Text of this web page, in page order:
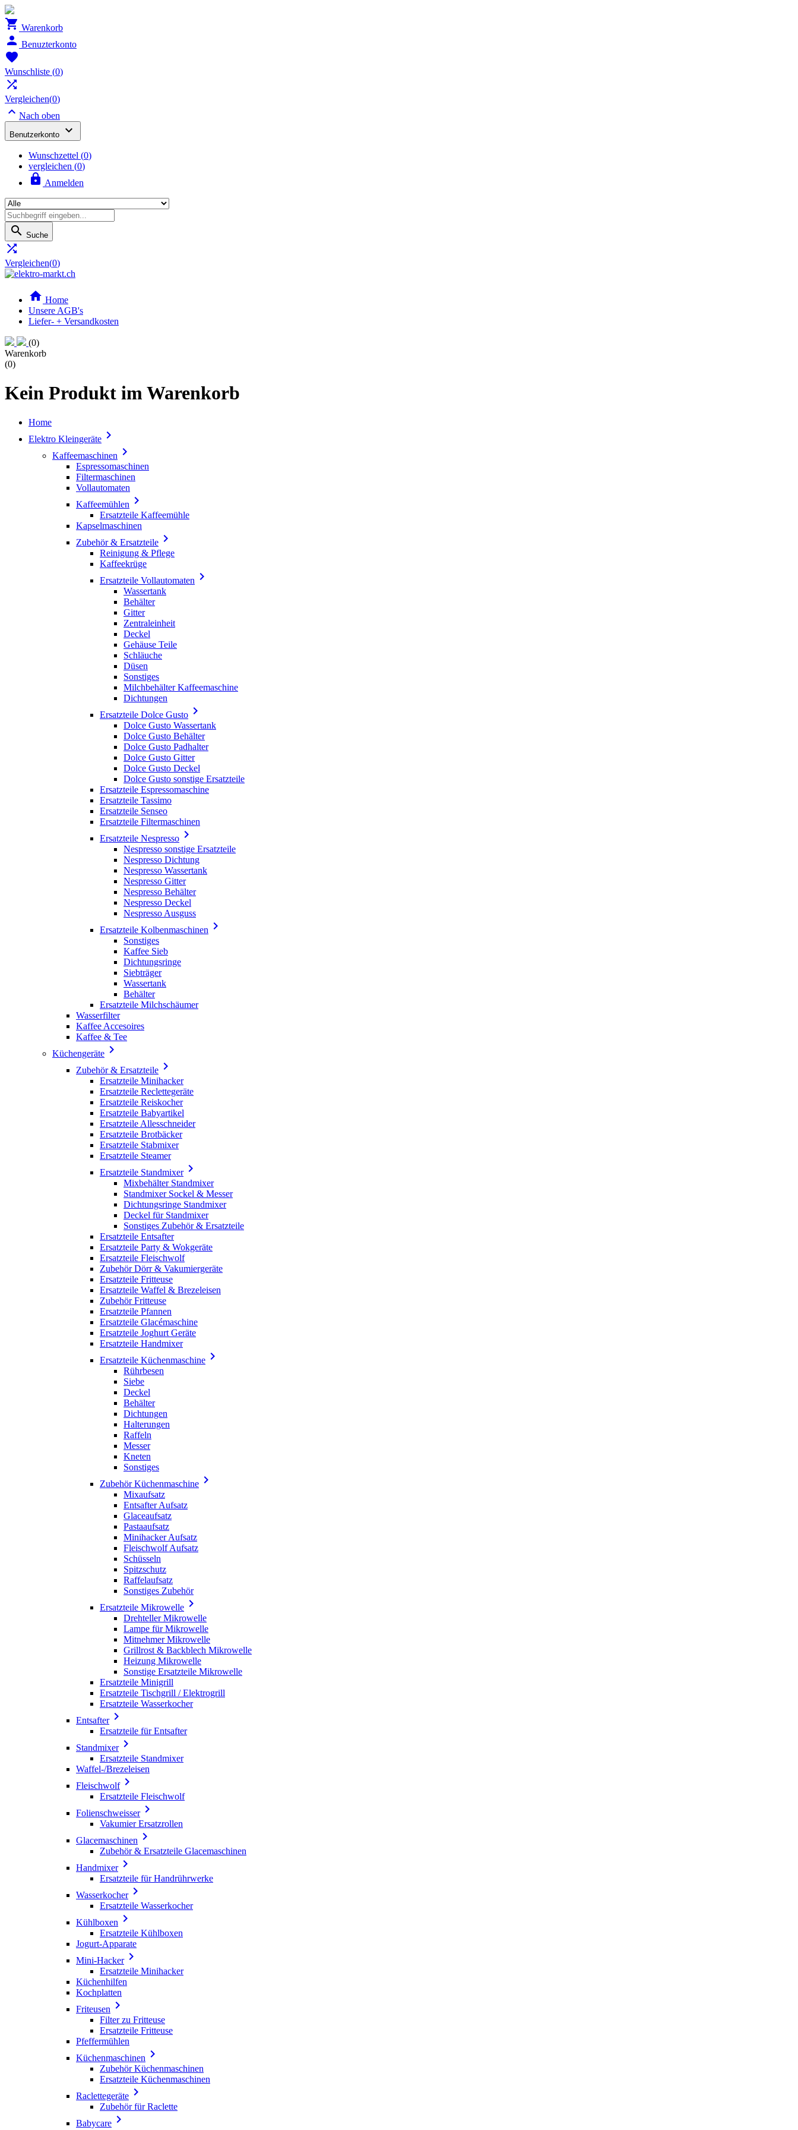
 Warenkorb
 Benuzterkonto

Wunschliste (0)

Vergleichen(0)
 Nach oben
Benutzerkonto 
Wunschzettel (0)
vergleichen (0)
 Anmelden
 Suche

Vergleichen(0)
 Home
Unsere AGB's
Liefer- + Versandkosten
(0)
Warenkorb
(0)
Kein Produkt im Warenkorb
Home
Elektro Kleingeräte 
Kaffeemaschinen 
Espressomaschinen
Filtermaschinen
Vollautomaten
Kaffeemühlen 
Ersatzteile Kaffeemühle
Kapselmaschinen
Zubehör & Ersatzteile 
Reinigung & Pflege
Kaffeekrüge
Ersatzteile Vollautomaten 
Wassertank
Behälter
Gitter
Zentraleinheit
Deckel
Gehäuse Teile
Schläuche
Düsen
Sonstiges
Milchbehälter Kaffeemaschine
Dichtungen
Ersatzteile Dolce Gusto 
Dolce Gusto Wassertank
Dolce Gusto Behälter
Dolce Gusto Padhalter
Dolce Gusto Gitter
Dolce Gusto Deckel
Dolce Gusto sonstige Ersatzteile
Ersatzteile Espressomaschine
Ersatzteile Tassimo
Ersatzteile Senseo
Ersatzteile Filtermaschinen
Ersatzteile Nespresso 
Nespresso sonstige Ersatzteile
Nespresso Dichtung
Nespresso Wassertank
Nespresso Gitter
Nespresso Behälter
Nespresso Deckel
Nespresso Ausguss
Ersatzteile Kolbenmaschinen 
Sonstiges
Kaffee Sieb
Dichtungsringe
Siebträger
Wassertank
Behälter
Ersatzteile Milchschäumer
Wasserfilter
Kaffee Accesoires
Kaffee & Tee
Küchengeräte 
Zubehör & Ersatzteile 
Ersatzteile Minihacker
Ersatzteile Reclettegeräte
Ersatzteile Reiskocher
Ersatzteile Babyartikel
Ersatzteile Allesschneider
Ersatzteile Brotbäcker
Ersatzteile Stabmixer
Ersatzteile Steamer
Ersatzteile Standmixer
Mixbehälter Standmixer
Standmixer Sockel & Messer
Dichtungsringe Standmixer
Deckel für Standmixer
Sonstiges Zubehör & Ersatzteile
Ersatzteile Entsafter
Ersatzteile Party & Wokgeräte
Ersatzteile Fleischwolf
Zubehör Dörr & Vakumiergeräte
Ersatzteile Fritteuse
Ersatzteile Waffel & Brezeleisen
Zubehör Fritteuse
Ersatzteile Pfannen
Ersatzteile Glacémaschine
Ersatzteile Joghurt Geräte
Ersatzteile Handmixer
Ersatzteile Küchenmaschine 
Rührbesen
Siebe
Deckel
Behälter
Dichtungen
Halterungen
Raffeln
Messer
Kneten
Sonstiges
Zubehör Küchenmaschine 
Mixaufsatz
Entsafter Aufsatz
Glaceaufsatz
Pastaaufsatz
Minihacker Aufsatz
Fleischwolf Aufsatz
Schüsseln
Spitzschutz
Raffelaufsatz
Sonstiges Zubehör
Ersatzteile Mikrowelle 
Drehteller Mikrowelle
Lampe für Mikrowelle
Mitnehmer Mikrowelle
Grillrost & Backblech Mikrowelle
Heizung Mikrowelle
Sonstige Ersatzteile Mikrowelle
Ersatzteile Minigrill
Ersatzteile Tischgrill / Elektrogrill
Ersatzteile Wasserkocher
Entsafter
Ersatzteile für Entsafter
Standmixer
Ersatzteile Standmixer
Waffel-/Brezeleisen
Fleischwolf
Ersatzteile Fleischwolf
Folienschweisser
Vakumier Ersatzrollen
Glacemaschinen 
Zubehör & Ersatzteile Glacemaschinen
Handmixer
Ersatzteile für Handrührwerke
Wasserkocher
Ersatzteile Wasserkocher
Kühlboxen 
Ersatzteile Kühlboxen
Jogurt-Apparate
Mini-Hacker
Ersatzteile Minihacker
Küchenhilfen
Kochplatten
Friteusen 
Filter zu Fritteuse
Ersatzteile Fritteuse
Pfeffermühlen
Küchenmaschinen 
Zubehör Küchenmaschinen
Ersatzteile Küchenmaschinen
Raclettegeräte 
Zubehör für Raclette
Babycare 